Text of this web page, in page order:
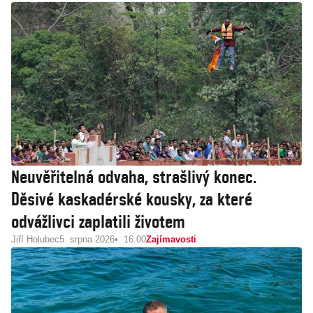
Neuvěřitelná odvaha, strašlivý konec.
Děsivé kaskadérské kousky, za které
odvážlivci zaplatili životem
Jiří Holubec5. srpna 2026 16:00Zajímavosti